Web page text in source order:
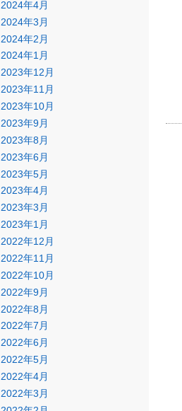
2024年4月
2024年3月
2024年2月
2024年1月
2023年12月
2023年11月
2023年10月
2023年9月
2023年8月
2023年6月
2023年5月
2023年4月
2023年3月
2023年1月
2022年12月
2022年11月
2022年10月
2022年9月
2022年8月
2022年7月
2022年6月
2022年5月
2022年4月
2022年3月